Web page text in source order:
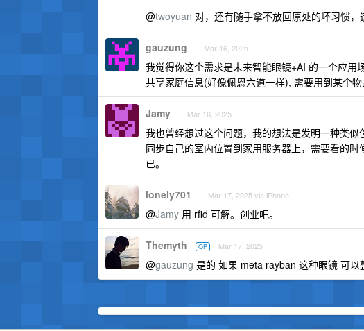
@twoyuan 对，还有随手拿不放回原处的坏习惯，
gauzung Mar 16, 2025
我觉得你这个需求是未来智能眼镜+AI 的一个应
共享家庭信息(好像佩恩六道一样), 需要用到某个
Jamy Mar 16, 2025
我也曾经想过这个问题，我的想法是发明一种类
同步自己的室内位置到家用服务器上，需要看的
已。
lonely701 Mar 17, 2025 via iPhone
@Jamy 用 rfid 可解。创业吧。
Themyth OP Mar 17, 2025
@gauzung 是的 如果 meta rayban 这种眼镜 可以